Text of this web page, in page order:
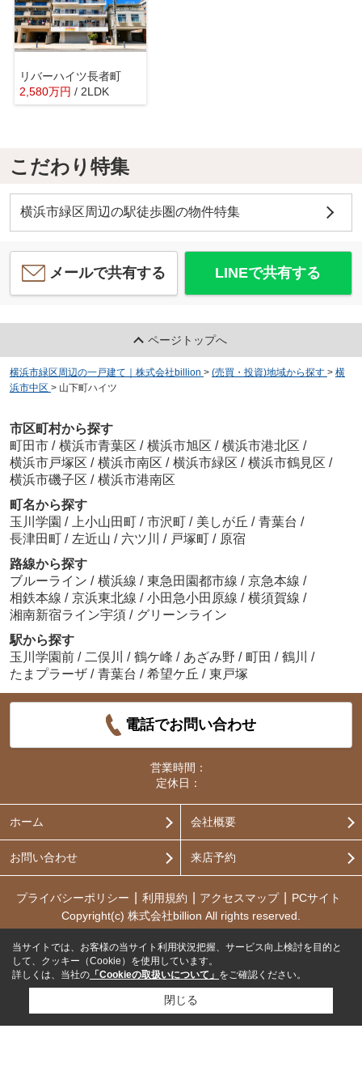
リバーハイツ長者町
2,580万円 / 2LDK
こだわり特集
横浜市緑区周辺の駅徒歩圏の物件特集
メールで共有する LINEで共有する
ページトップへ
横浜市緑区周辺の一戸建て｜株式会社billion > (売買・投資)地域から探す > 横
浜市中区 > 山下町ハイツ
市区町村から探す
町田市 / 横浜市青葉区 / 横浜市旭区 / 横浜市港北区 /
横浜市戸塚区 / 横浜市南区 / 横浜市緑区 / 横浜市鶴見区 /
横浜市磯子区 / 横浜市港南区
町名から探す
玉川学園 / 上小山田町 / 市沢町 / 美しが丘 / 青葉台 /
長津田町 / 左近山 / 六ツ川 / 戸塚町 / 原宿
路線から探す
ブルーライン / 横浜線 / 東急田園都市線 / 京急本線 /
相鉄本線 / 京浜東北線 / 小田急小田原線 / 横須賀線 /
湘南新宿ライン宇須 / グリーンライン
駅から探す
玉川学園前 / 二俣川 / 鶴ケ峰 / あざみ野 / 町田 / 鶴川
/
たまプラーザ / 青葉台 / 希望ケ丘 / 東戸塚
電話でお問い合わせ
営業時間：
定休日：
ホーム 会社概要
お問い合わせ 来店予約
プライバシーポリシー 利用規約 アクセスマップ
PCサイト
Copyright(c) 株式会社billion All rights reserved.
当サイトでは、お客様の当サイト利用状況把握、サービス向上検討を目的と
して、クッキー（Cookie）を使用しています。
詳しくは、当社の 「Cookieの取扱いについて」 をご確認ください。
閉じる